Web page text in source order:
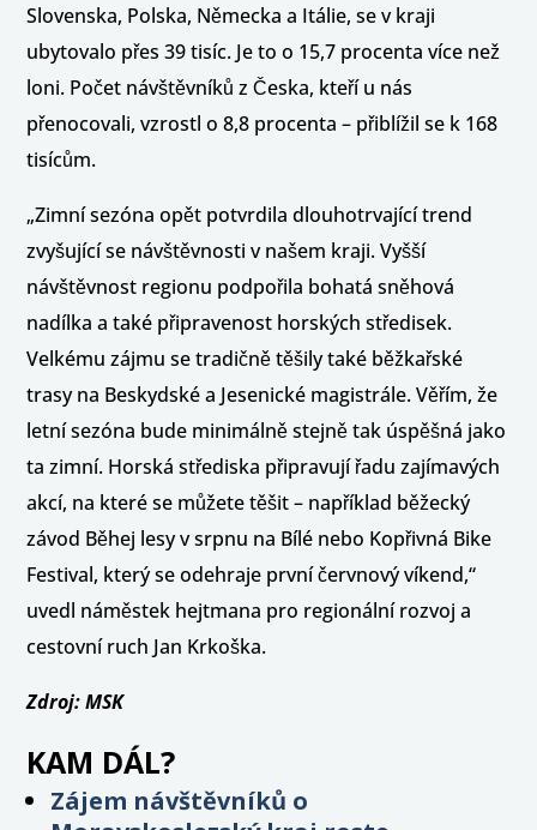
Slovenska, Polska, Německa a Itálie, se v kraji
ubytovalo přes 39 tisíc. Je to o 15,7 procenta více než
loni. Počet návštěvníků z Česka, kteří u nás
přenocovali, vzrostl o 8,8 procenta – přiblížil se k 168
tisícům.
„Zimní sezóna opět potvrdila dlouhotrvající trend
zvyšující se návštěvnosti v našem kraji. Vyšší
návštěvnost regionu podpořila bohatá sněhová
nadílka a také připravenost horských středisek.
Velkému zájmu se tradičně těšily také běžkařské
trasy na Beskydské a Jesenické magistrále. Věřím, že
letní sezóna bude minimálně stejně tak úspěšná jako
ta zimní. Horská střediska připravují řadu zajímavých
akcí, na které se můžete těšit – například běžecký
závod Běhej lesy v srpnu na Bílé nebo Kopřivná Bike
Festival, který se odehraje první červnový víkend,“
uvedl náměstek hejtmana pro regionální rozvoj a
cestovní ruch Jan Krkoška.
Zdroj: MSK
KAM DÁL?
Zájem návštěvníků o